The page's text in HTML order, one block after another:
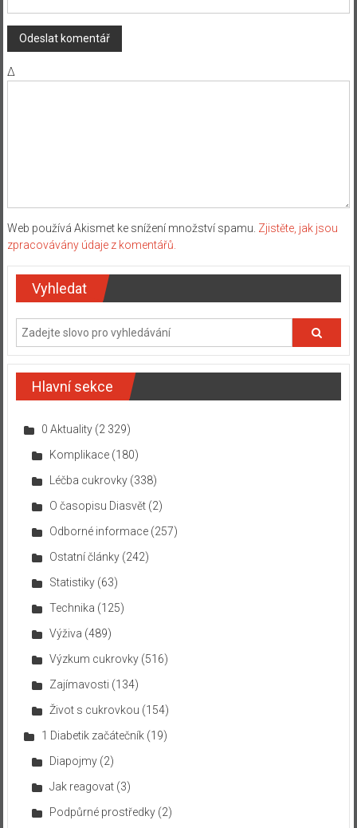
Δ
Web používá Akismet ke snížení množství spamu. Zjistěte, jak jsou
zpracovávány údaje z komentářů.
Vyhledat
Hlavní sekce
0 Aktuality(2 329)
Komplikace(180)
Léčba cukrovky(338)
O časopisu Diasvět(2)
Odborné informace(257)
Ostatní články(242)
Statistiky(63)
Technika (125)
Výživa (489)
Výzkum cukrovky(516)
Zajímavosti (134)
Život s cukrovkou (154)
1 Diabetik začátečník(19)
Diapojmy(2)
Jak reagovat(3)
Podpůrné prostředky(2)